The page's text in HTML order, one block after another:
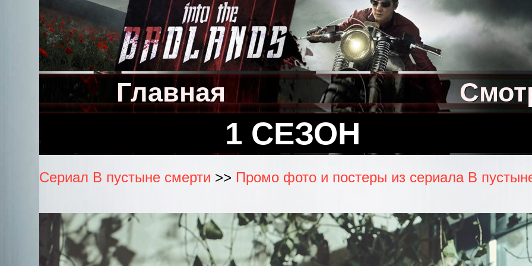
Главная
1 СЕЗОН
Сериал В пустыне смерти >> Промо фото и постеры из сериала В